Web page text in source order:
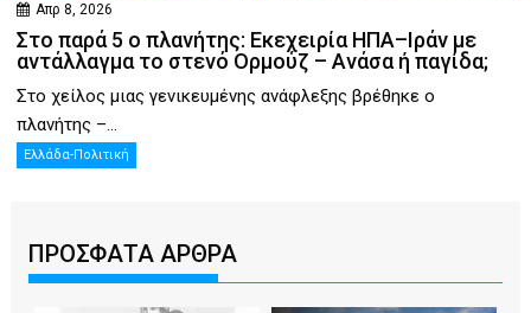
Απρ 8, 2026
Στο παρά 5 ο πλανήτης: Εκεχειρία ΗΠΑ–Ιράν με
αντάλλαγμα το στενό Ορμούζ – Ανάσα ή παγίδα;
Στο χείλος μιας γενικευμένης ανάφλεξης βρέθηκε ο
πλανήτης –...
Ελλάδα-Πολιτική
ΠΡΟΣΦΑΤΑ ΑΡΘΡΑ